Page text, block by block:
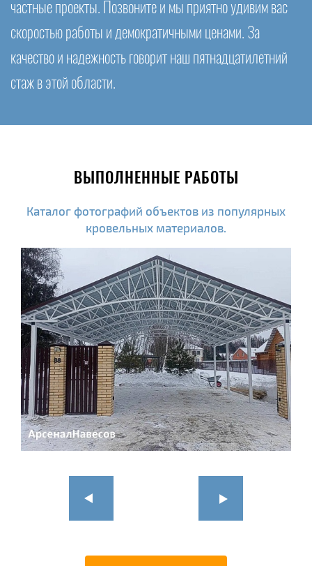
частные проекты. Позвоните и мы приятно удивим вас
скоростью работы и демократичными ценами. За
качество и надежность говорит наш пятнадцатилетний
стаж в этой области.
ВЫПОЛНЕННЫЕ РАБОТЫ
Каталог фотографий объектов из популярных
кровельных материалов.